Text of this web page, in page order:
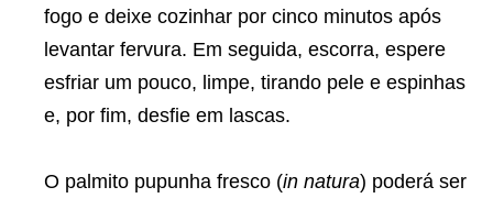
fogo e deixe cozinhar por cinco minutos após
levantar fervura. Em seguida, escorra, espere
esfriar um pouco, limpe, tirando pele e espinhas
e, por fim, desfie em lascas.
O palmito pupunha fresco (in natura) poderá ser